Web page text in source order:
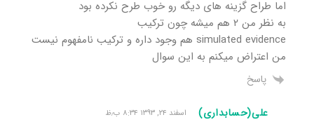
اما طراح گزینه های دیگه رو خوب طرح نکرده بود
به نظر من ۲ هم میشه چون ترکیب
simulated evidence هم وجود داره و ترکیب نامفهوم نیست
من اعتراض میکنم به این سوال
پاسخ
علی(حسابداری) اسفند ۲۴, ۱۳۹۳ ۸:۳۴ ب٫ظ